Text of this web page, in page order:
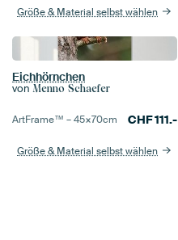
Größe & Material selbst wählen
Eichhörnchen
von Menno Schaefer
ArtFrame™ –45×70cm CHF111.-
Größe & Material selbst wählen